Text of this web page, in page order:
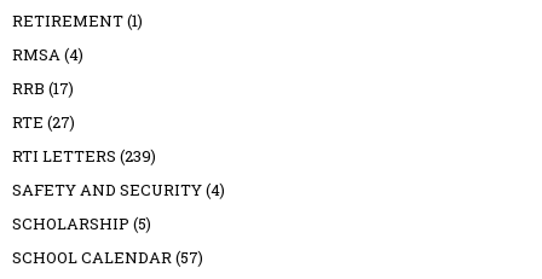
RETIREMENT(1)
RMSA(4)
RRB (17)
RTE (27)
RTI LETTERS (239)
SAFETY AND SECURITY(4)
SCHOLARSHIP (5)
SCHOOL CALENDAR(57)